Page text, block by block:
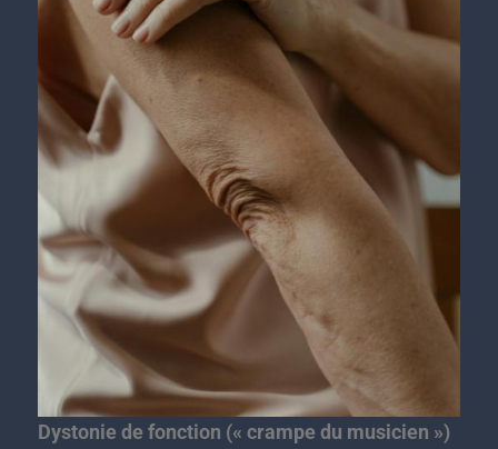
Dystonie de fonction (« crampe du musicien »)